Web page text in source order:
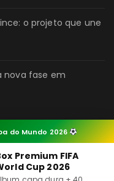
do Mundo 2026
Premium FIFA
Cup 2026
o projeto que une
nova fase em